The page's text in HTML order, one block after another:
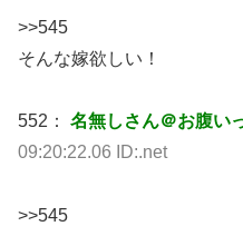
>>545
そんな嫁欲しい！
552： 名無しさん＠お腹い
09:20:22.06 ID:.net
>>545